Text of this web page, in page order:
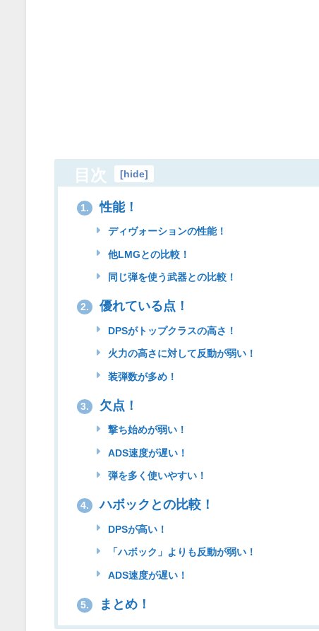
目次 [ hide]
1. 性能！
ディヴォーションの性能！
他LMGとの比較！
同じ弾を使う武器との比較！
2. 優れている点！
DPSがトップクラスの高さ！
火力の高さに対して反動が弱い！
装弾数が多め！
3. 欠点！
撃ち始めが弱い！
ADS速度が遅い！
弾を多く使いやすい！
4. ハボックとの比較！
DPSが高い！
「ハボック」よりも反動が弱い！
ADS速度が遅い！
5. まとめ！